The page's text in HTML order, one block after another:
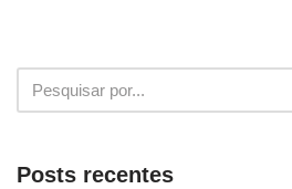
Posts recentes